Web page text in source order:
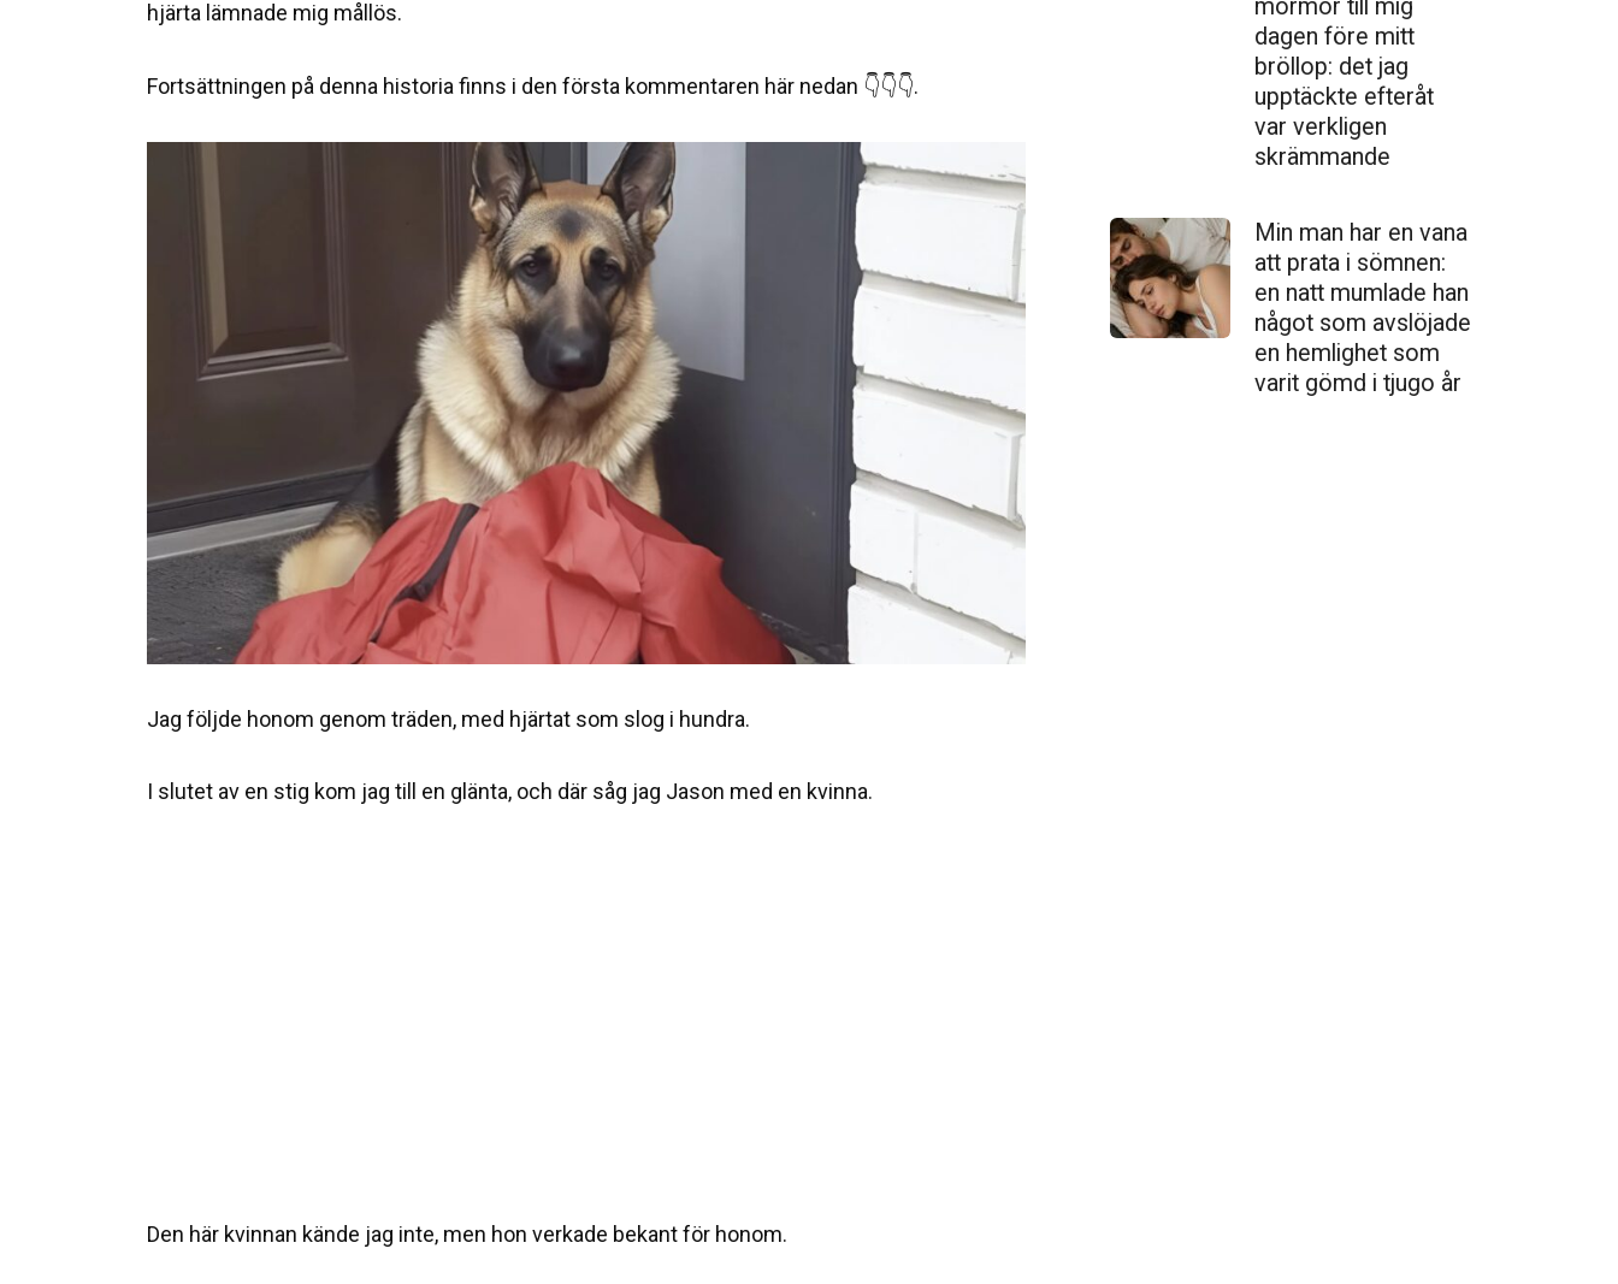
hjärta lämnade mig mållös.
Fortsättningen på denna historia finns i den första kommentaren här nedan 👇👇👇.
Jag följde honom genom träden, med hjärtat som slog i hundra.
I slutet av en stig kom jag till en glänta, och där såg jag Jason med en kvinna.
Den här kvinnan kände jag inte, men hon verkade bekant för honom.
mormor till mig
dagen före mitt
bröllop: det jag
upptäckte efteråt
var verkligen
skrämmande
Min man har en vana
att prata i sömnen:
en natt mumlade han
något som avslöjade
en hemlighet som
varit gömd i tjugo år